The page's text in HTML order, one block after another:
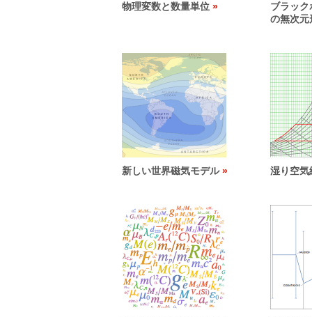
物理変数と数量単位
ブラッ
の無次元
新しい世界磁気モデル 湿り空気